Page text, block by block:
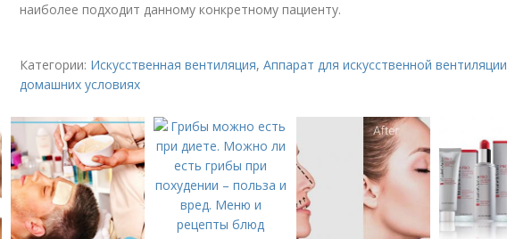
наиболее подходит данному конкретному пациенту.
Категории: Искусственная вентиляция, Аппарат для искусственной вентиляции
домашних условиях